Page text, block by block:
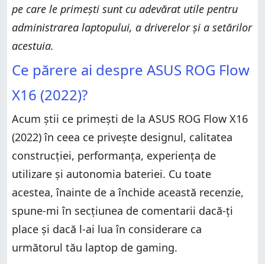
pe care le primești sunt cu adevărat utile pentru
administrarea laptopului, a driverelor și a setărilor
acestuia.
Ce părere ai despre ASUS ROG Flow
X16 (2022)?
Acum știi ce primești de la ASUS ROG Flow X16
(2022) în ceea ce privește designul, calitatea
construcției, performanța, experiența de
utilizare și autonomia bateriei. Cu toate
acestea, înainte de a închide această recenzie,
spune-mi în secțiunea de comentarii dacă-ți
place și dacă l-ai lua în considerare ca
următorul tău laptop de gaming.